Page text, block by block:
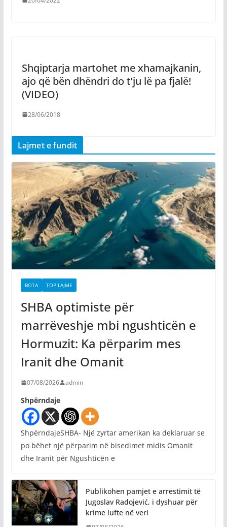
Shqiptarja martohet me xhamajkanin,
ajo që bën dhëndri do t’ju lë pa fjalë!
(VIDEO)
28/06/2018
Lajmet e fundit
BOTA TOP LAJME
SHBA optimiste për
marrëveshje mbi ngushticën e
Hormuzit: Ka përparim mes
Iranit dhe Omanit
07/08/2026 admin
Shpërndaje
ShpërndajeSHBA- Një zyrtar amerikan ka deklaruar se
po bëhet një përparim në bisedimet midis Omanit
dhe Iranit për Ngushticën e
Publikohen pamjet e arrestimit të
Jugoslav Radojević, i dyshuar për
krime lufte në veri